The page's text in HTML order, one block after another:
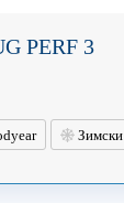
PERF 3
Зимски